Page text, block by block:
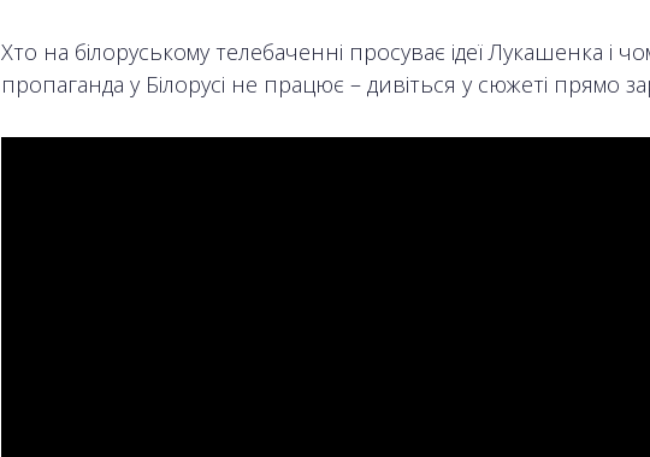
Хто на білоруському телебаченні просуває ідеї Лукашенка і
пропаганда у Білорусі не працює – дивіться у сюжеті прямо